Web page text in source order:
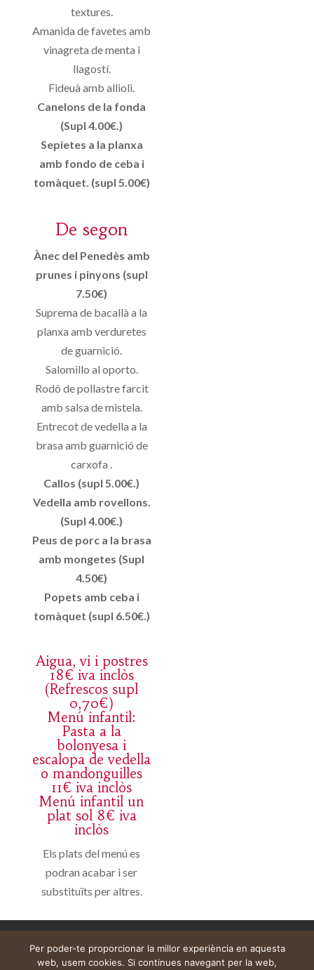
textures.
Amanida de favetes amb
vinagreta de menta i
llagostí.
Fideuà amb allioli.
Canelons de la fonda
(Supl 4.00€.)
Sepietes a la planxa
amb fondo de ceba i
tomàquet. (supl 5.00€)
De segon
Ànec del Penedès amb
prunes i pinyons (supl
7.50€)
Suprema de bacallà a la
planxa amb verduretes
de guarnició.
Salomillo al oporto.
Rodó de pollastre farcit
amb salsa de mistela.
Entrecot de vedella a la
brasa amb guarnició de
carxofa .
Callos (supl 5.00€.)
Vedella amb rovellons.
(Supl 4.00€.)
Peus de porc a la brasa
amb mongetes (Supl
4.50€)
Popets amb ceba i
tomàquet (supl 6.50€.)
Aigua, vi i postres
18€ iva inclòs
(Refrescos supl
0,70€)
Menú infantil:
Pasta a la
bolonyesa i
escalopa de vedella
o mandonguilles
11€ iva inclòs
Menú infantil un
plat sol 8€ iva
inclòs
Els plats del menú es
podran acabar i ser
substituïts per altres.
Per poder-te proporcionar la millor experiència en aquesta
web, usem cookies. Si continues navegant per la web,